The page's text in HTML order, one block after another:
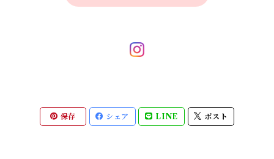
保存 シェア LINE ポスト